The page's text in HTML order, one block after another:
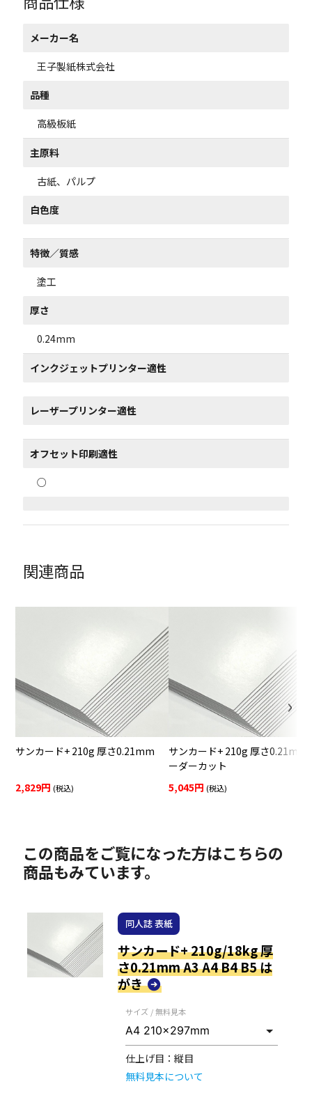
メーカー名
王子製紙株式会社
品種
高級板紙
主原料
古紙、パルプ
白色度
特徴／質感
塗工
厚さ
0.24mm
インクジェットプリンター適性
レーザープリンター適性
オフセット印刷適性
○
関連商品
サンカード+ 210g 厚さ0.21mm
2,829円 (税込)
サンカード+ 210g 厚さ0.21mm
ーダーカット
5,045円 (税込)
この商品をご覧になった方はこちらの
商品もみています。
同人誌 表紙
サンカード+ 210g/18kg 厚
さ0.21mm A3 A4 B4 B5 は
がき
サイズ / 無料見本
仕上げ目： 縦目
無料見本について